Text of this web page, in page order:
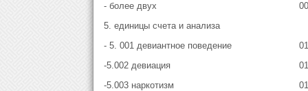
- более двух
5. единицы счета и анализа
- 5. 001 девиантное поведение
-5.002 девиация
-5.003 наркотизм